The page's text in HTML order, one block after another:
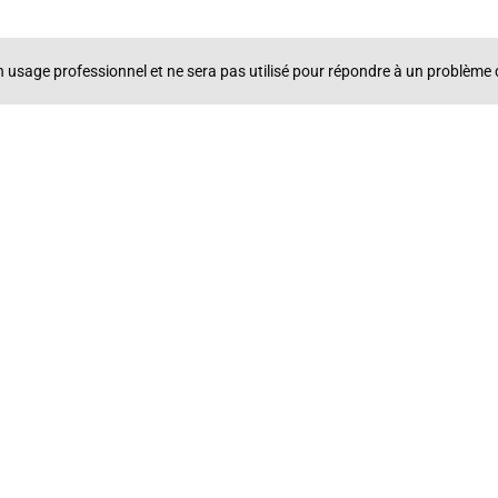
usage professionnel et ne sera pas utilisé pour répondre à un